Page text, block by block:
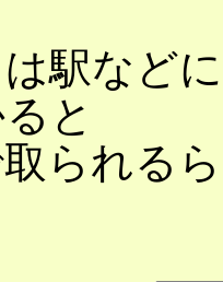
駅など
と
られる